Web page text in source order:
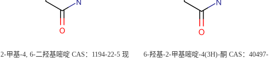
2-甲基-4, 6-二羟基嘧啶 CAS：1194-22-5 现
6-羟基-2-甲基嘧啶-4(3H)-酮 CAS：40497-